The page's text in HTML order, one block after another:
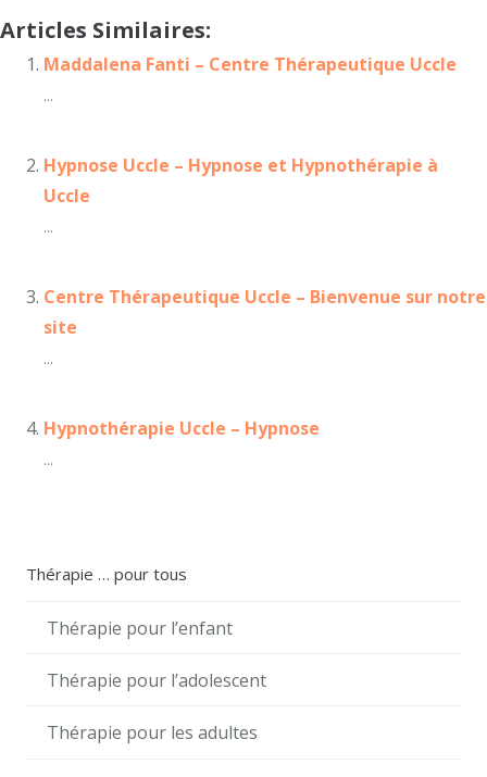
Articles Similaires:
Maddalena Fanti – Centre Thérapeutique Uccle
...
Hypnose Uccle – Hypnose et Hypnothérapie à
Uccle
...
Centre Thérapeutique Uccle – Bienvenue sur notre
site
...
Hypnothérapie Uccle – Hypnose
...
Thérapie … pour tous
Thérapie pour l’enfant
Thérapie pour l’adolescent
Thérapie pour les adultes